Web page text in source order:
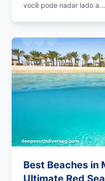
você pode nadar lado a...
Best Beaches in
Ultimate Red